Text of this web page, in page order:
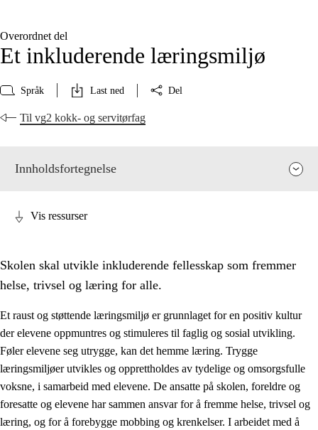
Overordnet del
Et inkluderende læringsmiljø
Språk Last ned Del
Til vg2 kokk- og servitørfag
Innholdsfortegnelse
Vis ressurser
Skolen skal utvikle inkluderende fellesskap som fremmer
helse, trivsel og læring for alle.
Et raust og støttende læringsmiljø er grunnlaget for en positiv kultur
der elevene oppmuntres og stimuleres til faglig og sosial utvikling.
Føler elevene seg utrygge, kan det hemme læring. Trygge
læringsmiljøer utvikles og opprettholdes av tydelige og omsorgsfulle
voksne, i samarbeid med elevene. De ansatte på skolen, foreldre og
foresatte og elevene har sammen ansvar for å fremme helse, trivsel og
læring, og for å forebygge mobbing og krenkelser. I arbeidet med å